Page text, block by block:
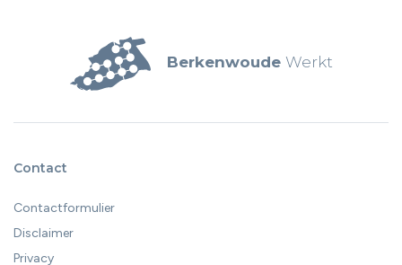
Berkenwoude Werkt
Contact
Contactformulier
Disclaimer
Privacy